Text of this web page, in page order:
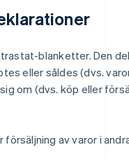
blanketter. Den
eller såldes (dvs.
om (dvs. köp eller
försäljning av varor i